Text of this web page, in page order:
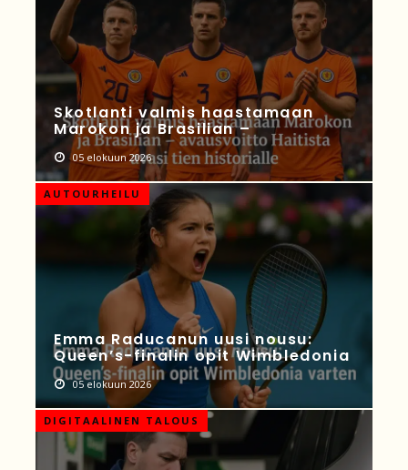
Skotlanti valmis haastamaan
Marokon ja Brasilian –
05 elokuun 2026
AUTOURHEILU
Emma Raducanun uusi nousu:
Queen’s-finalin opit Wimbledonia
05 elokuun 2026
DIGITAALINEN TALOUS